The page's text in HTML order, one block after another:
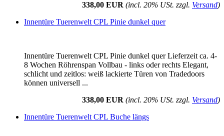
338,00 EUR (incl. 20% USt. zzgl. Versand)
Innentüre Tuerenwelt CPL Pinie dunkel quer
Innentüre Tuerenwelt CPL Pinie dunkel quer Lieferzeit ca. 4-
8 Wochen Röhrenspan Vollbau - links oder rechts Elegant,
schlicht und zeitlos: weiß lackierte Türen von Tradedoors
können universell ...
338,00 EUR (incl. 20% USt. zzgl. Versand)
Innentüre Tuerenwelt CPL Buche längs